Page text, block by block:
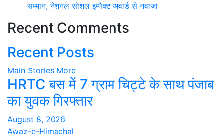
सम्मान, नेशनल सोशल इम्पैक्ट अवार्ड से नवाजा
Recent Comments
Recent Posts
Main Stories More
HRTC बस में 7 ग्राम चिट्टे के साथ पंजाब
का युवक गिरफ्तार
August 8, 2026
Awaz-e-Himachal